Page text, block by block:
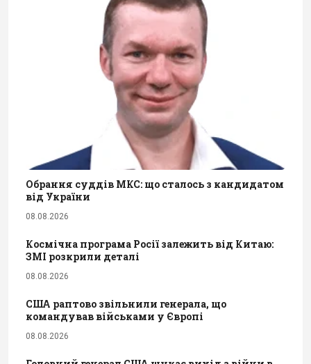
Обрання суддів МКС: що сталось з кандидатом
від України
08.08.2026
Космічна програма Росії залежить від Китаю:
ЗМІ розкрили деталі
08.08.2026
США раптово звільнили генерала, що
командував військами у Європі
08.08.2026